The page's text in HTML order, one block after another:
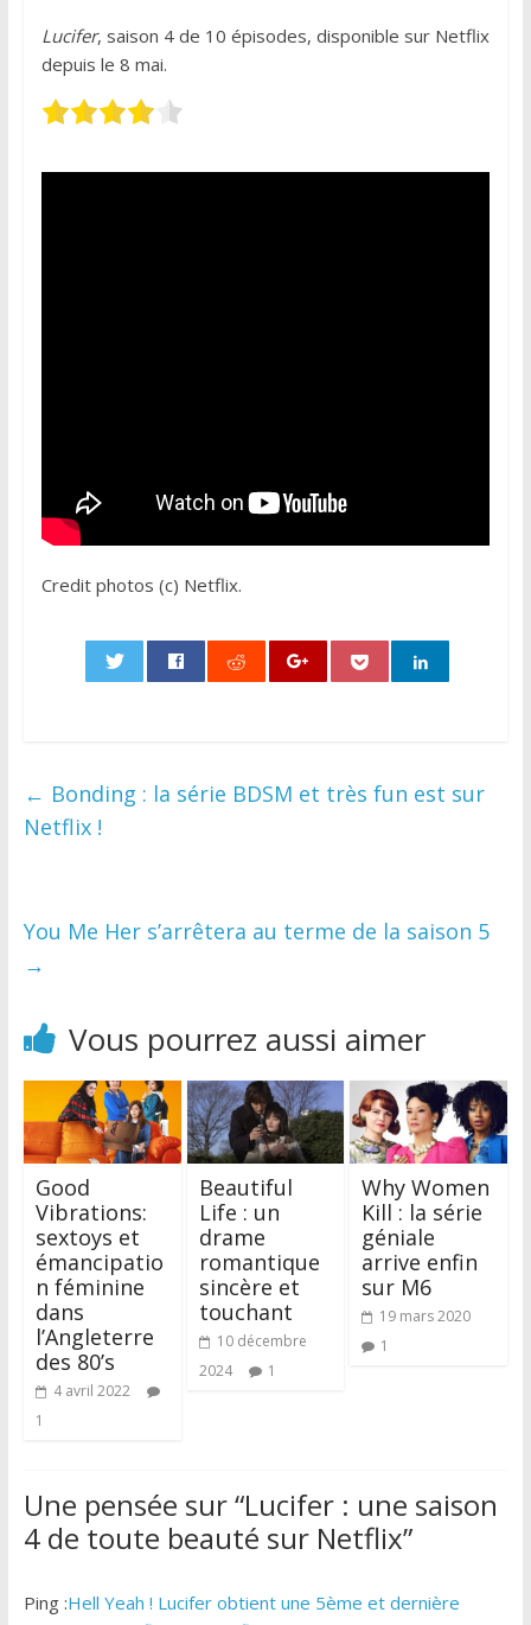
Lucifer, saison 4 de 10 épisodes, disponible sur Netflix
depuis le 8 mai.
Credit photos (c) Netflix.
← Bonding : la série BDSM et très fun est sur
Netflix !
You Me Her s’arrêtera au terme de la saison 5
→
Vous pourrez aussi aimer
Good
Vibrations:
sextoys et
émancipatio
n féminine
dans
l’Angleterre
des 80’s
4 avril 2022
1
Beautiful
Life : un
drame
romantique
sincère et
touchant
10 décembre
2024
1
Why Women
Kill : la série
géniale
arrive enfin
sur M6
19 mars 2020
1
Une pensée sur “Lucifer : une saison
4 de toute beauté sur Netflix”
Ping :Hell Yeah ! Lucifer obtient une 5ème et dernière